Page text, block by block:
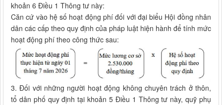
khoản 6 Điều 1 Thông tư này:
Căn cứ vào hệ số hoạt động phí đối với đại biểu Hội đồng nhân
dân các cấp theo quy định của pháp luật hiện hành để tính mức
hoạt động phí theo công thức sau:
3. Đối với những người hoạt động không chuyên trách ở thôn,
tổ dân phố quy định tại khoản 5 Điều 1 Thông tư này, quỹ phụ